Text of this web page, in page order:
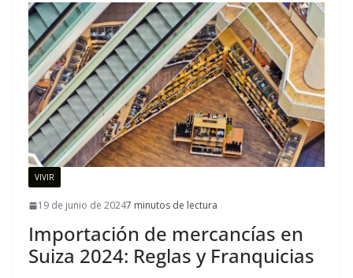
VIVIR
19 de junio de 20247 minutos de lectura
Importación de mercancías en
Suiza 2024: Reglas y Franquicias